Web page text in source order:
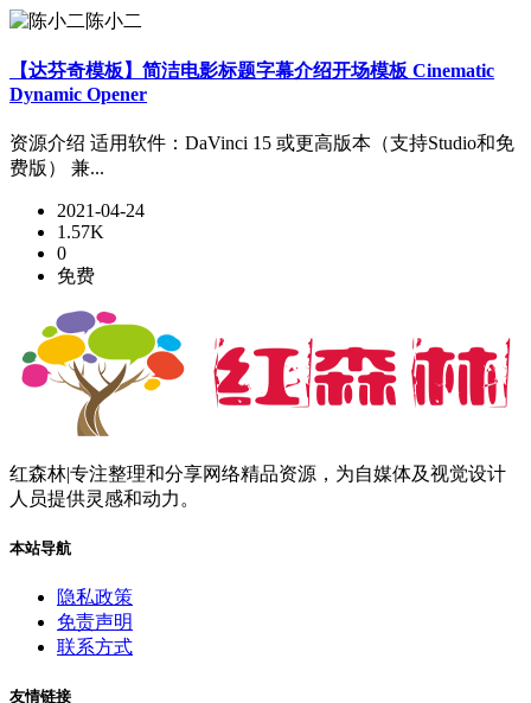
陈小二
【达芬奇模板】简洁电影标题字幕介绍开场模板 Cinematic
Dynamic Opener
资源介绍 适用软件：DaVinci 15 或更高版本（支持Studio和免
费版） 兼...
2021-04-24
1.57K
0
免费
红森林|专注整理和分享网络精品资源，为自媒体及视觉设计
人员提供灵感和动力。
本站导航
隐私政策
免责声明
联系方式
友情链接